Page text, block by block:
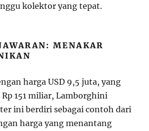
kolektor yang tepat.
MENAKAR
harga USD 9,5 juta, yang
151 miliar, Lamborghini
ini berdiri sebagai contoh dari
harga yang menantang